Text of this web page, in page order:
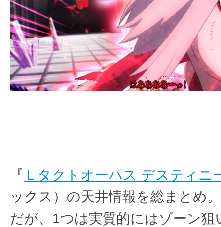
『 Ｌタクトオーパス デスティニ
ックス）の天井情報を総まとめ
だが、1つは実質的にはゾーン狙